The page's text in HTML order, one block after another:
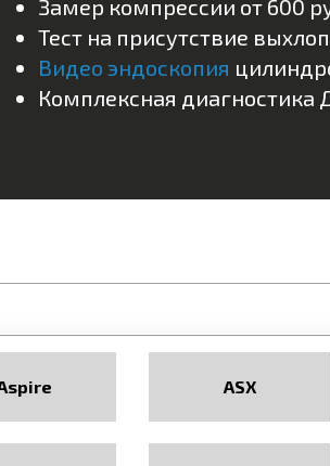
Замер компрессии от 600
Тест на присутствие
Видео эндоскопия
Комплексная диагностика
ASX